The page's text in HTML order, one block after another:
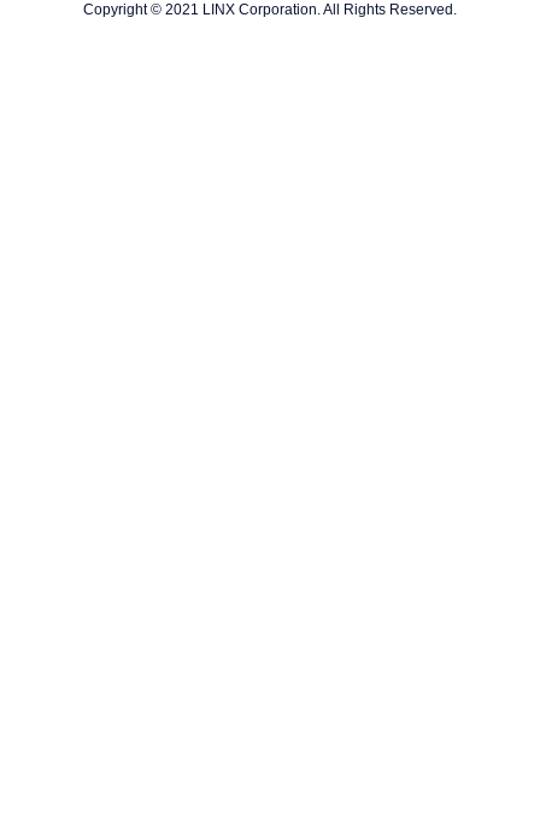
Copyright © 2021 LINX Corporation. All Rights Reserved.